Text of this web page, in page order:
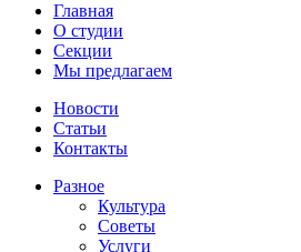
Главная
О студии
Секции
Мы предлагаем
Новости
Статьи
Контакты
Разное
Культура
Советы
Услуги